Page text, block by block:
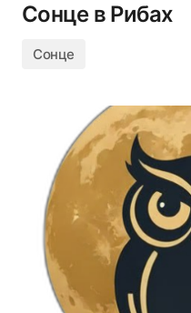
Сонце в Рибах
Сонце